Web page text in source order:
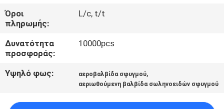
ΕΙΔΉΣΕΙΣ
ΖΗΤΉΣΤΕ
ΈΝΑ
ΑΠΌΣΠΑΣΜΑ
Όροι
πληρωμής:
L/c, t/t
Δυνατότητα
προσφοράς:
10000pcs
Υψηλό φως: αεροβαλβίδα σφυγμού,
αεριωθούμενη βαλβίδα σωληνοειδών σφυγμού